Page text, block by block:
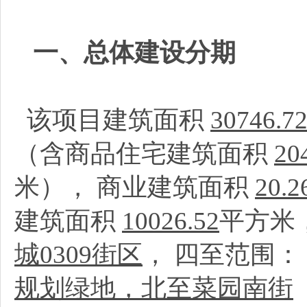
一、总体建设分期
该项目建筑面积 30746.72
（含商品住宅建筑面积
米）， 商业建筑面积
建筑面积 10026.52平方米
城0309街区 ， 四至范围：
规划绿地，北至菜园南街